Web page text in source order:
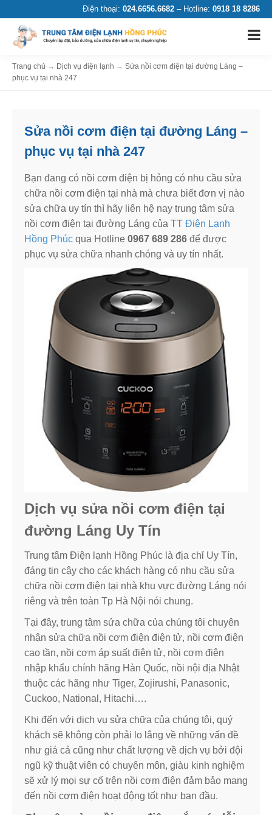
Điện thoại: 024.6656.6682 – Hotline: 0918 18 8286
Trang chủ → Dịch vụ điện lạnh → Sửa nồi cơm điện tại đường Láng –
phục vụ tại nhà 247
Sửa nồi cơm điện tại đường Láng –
phục vụ tại nhà 247
Bạn đang có nồi cơm điện bị hỏng có nhu cầu sửa
chữa nồi cơm điện tại nhà mà chưa biết đơn vị nào
sửa chữa uy tín thì hãy liên hệ nay trung tâm sửa
nồi cơm điện tại đường Láng của TT Điện Lạnh
Hồng Phúc qua Hotline 0967 689 286 để được
phục vụ sửa chữa nhanh chóng và uy tín nhất.
Dịch vụ sửa nồi cơm điện tại
đường Láng Uy Tín
Trung tâm Điện lạnh Hồng Phúc là địa chỉ Uy Tín,
đáng tin cậy cho các khách hàng có nhu cầu sửa
chữa nồi cơm điện tại nhà khu vực đường Láng nói
riêng và trên toàn Tp Hà Nội nói chung.
Tại đây, trung tâm sửa chữa của chúng tôi chuyên
nhận sửa chữa nồi cơm điện điện tử, nồi cơm điện
cao tần, nồi cơm áp suất điện tử, nồi cơm điện
nhập khẩu chính hãng Hàn Quốc, nồi nội địa Nhật
thuộc các hãng như Tiger, Zojirushi, Panasonic,
Cuckoo, National, Hitachi….
Khi đến với dịch vụ sửa chữa của chúng tôi, quý
khách sẽ không còn phải lo lắng về những vấn đề
như giá cả cũng như chất lượng về dịch vụ bởi đội
ngũ kỹ thuật viên có chuyên môn, giàu kinh nghiệm
sẽ xử lý mọi sự cố trên nồi cơm điện đảm bảo mang
đến nồi cơm điện hoạt động tốt như ban đầu.